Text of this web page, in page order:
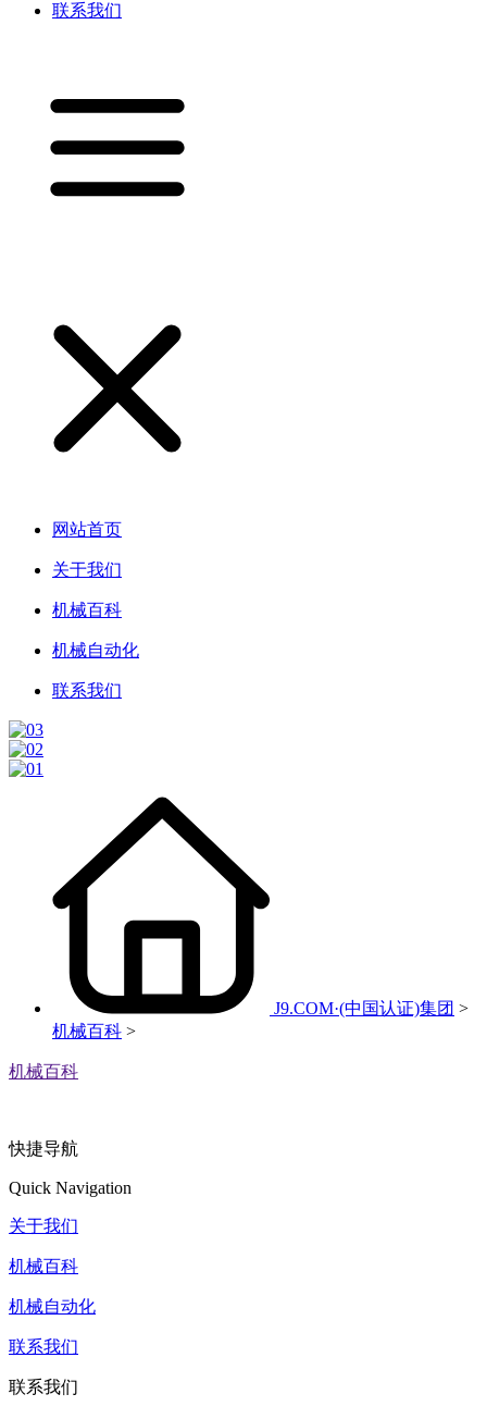
联系我们
网站首页
关于我们
机械百科
机械自动化
联系我们
J9.COM·(中国认证)集团 >
机械百科 >
机械百科
快捷导航
Quick Navigation
关于我们
机械百科
机械自动化
联系我们
联系我们